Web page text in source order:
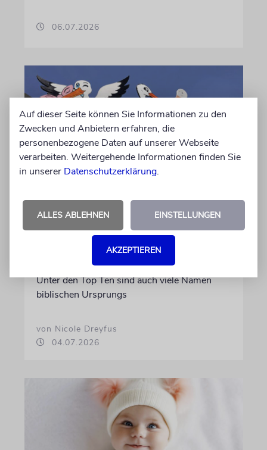
06.07.2026
Diese hebräischen
Vornamen in Österreich sind
am beliebtesten
Österreichische Eltern wählen gern Klassiker.
Unter den Top Ten sind auch viele Namen
biblischen Ursprungs
von Nicole Dreyfus
04.07.2026
Auf dieser Seite können Sie Informationen zu den
Zwecken und Anbietern erfahren, die
personenbezogene Daten auf unserer Webseite
verarbeiten. Weitergehende Informationen finden Sie
in unserer Datenschutzerklärung.
ALLES ABLEHNEN EINSTELLUNGEN
AKZEPTIEREN